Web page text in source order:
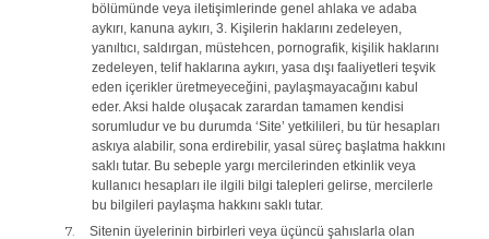
bölümünde veya iletişimlerinde genel ahlaka ve adaba
aykırı, kanuna aykırı, 3. Kişilerin haklarını zedeleyen,
yanıltıcı, saldırgan, müstehcen, pornografik, kişilik haklarını
zedeleyen, telif haklarına aykırı, yasa dışı faaliyetleri teşvik
eden içerikler üretmeyeceğini, paylaşmayacağını kabul
eder. Aksi halde oluşacak zarardan tamamen kendisi
sorumludur ve bu durumda ‘Site’ yetkilileri, bu tür hesapları
askıya alabilir, sona erdirebilir, yasal süreç başlatma hakkını
saklı tutar. Bu sebeple yargı mercilerinden etkinlik veya
kullanıcı hesapları ile ilgili bilgi talepleri gelirse, mercilerle
bu bilgileri paylaşma hakkını saklı tutar.
7.
Sitenin üyelerinin birbirleri veya üçüncü şahıslarla olan